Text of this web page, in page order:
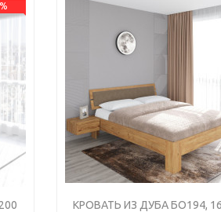
КРОВАТЬ ИЗ ДУБА БО194,